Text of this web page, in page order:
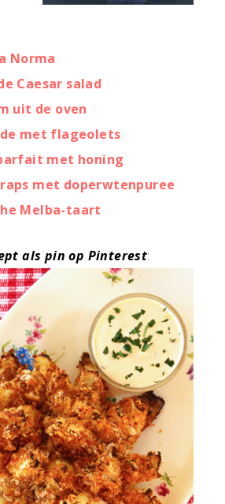
Norma
Caesar salad
uit de oven
met flageolets
met honing
met doperwtenpuree
Melba-taart
als pin op Pinterest: